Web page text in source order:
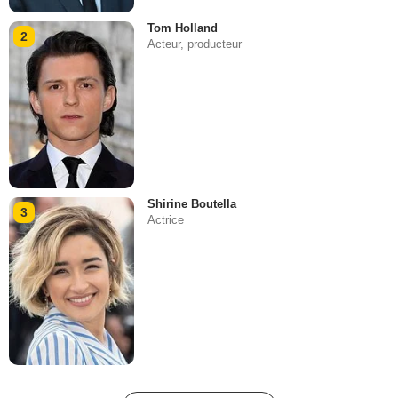
2
Tom Holland
Acteur, producteur
3
Shirine Boutella
Actrice